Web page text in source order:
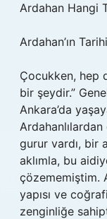
Ardahan Hangi
Ardahan’ın
Çocukken, hep
bir şeydir.”
Ankara’da
gurur vardı, bir
aklımla, bu
çözememiştim.
yapısı ve
zenginliğe